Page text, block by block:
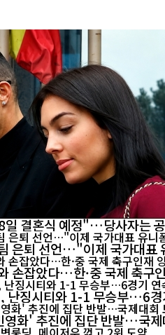
결혼식 예정"…당사자는
은퇴 선언…"이제 국가대표
손잡았다…한·중 국제 축구
난징시티와 1-1 무승부…6경
화' 추진에 집단 반발…국제